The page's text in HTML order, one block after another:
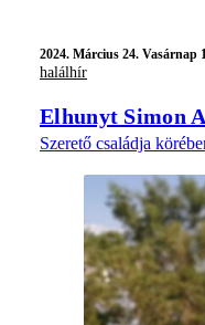
2024. Március 24. Vasárnap
halálhír
Elhunyt Simon
Szerető családja